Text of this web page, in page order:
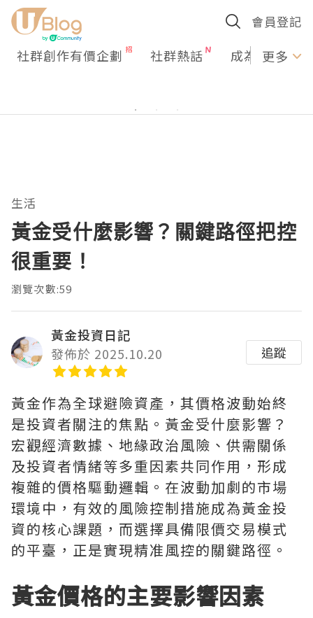
會員登記
社群創作有價企劃 社群熱話 成為U更多
生活
黃金受什麼影響？關鍵路徑把控
很重要！
瀏覽次數:59
黃金投資日記
發佈於 2025.10.20
追蹤
黃金作為全球避險資產，其價格波動始終
是投資者關注的焦點。黃金受什麼影響？
宏觀經濟數據、地緣政治風險、供需關係
及投資者情緒等多重因素共同作用，形成
複雜的價格驅動邏輯。在波動加劇的市場
環境中，有效的風險控制措施成為黃金投
資的核心課題，而選擇具備限價交易模式
的平臺，正是實現精准風控的關鍵路徑。
黃金價格的主要影響因素